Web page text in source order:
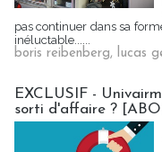
pas continuer dans sa
inéluctable......
boris reibenberg, lucas
EXCLUSIF -
sorti d'affaire ?